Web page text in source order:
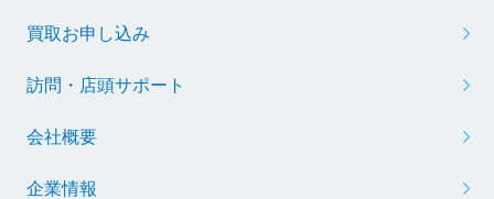
買取お申し込み
訪問・店頭サポート
会社概要
企業情報